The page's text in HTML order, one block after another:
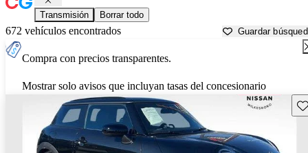
Transmisión Borrar todo
672 vehículos encontrados Guardar
Compra con precios transparentes.
Mostrar solo avisos que incluyan tasas del concesionario